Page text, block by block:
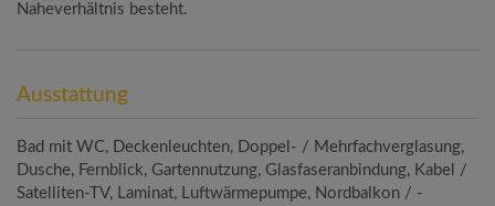
Naheverhältnis besteht.
Ausstattung
Bad mit WC Deckenleuchten
Doppel- / Mehrfachverglasung
Dusche
Fernblick Gartennutzung Glasfaseranbindung
Kabel /
Satelliten-TV
Laminat Luftwärmepumpe Nordbalkon / -